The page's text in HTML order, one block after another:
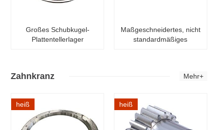
Großes Schubkugel-
Plattentellerlager
Maßgeschneidertes, nicht
standardmäßiges
Zahnkranz Mehr+
heiß heiß